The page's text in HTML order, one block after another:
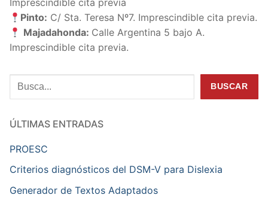
Imprescindible cita previa
Pinto: C/ Sta. Teresa Nº7. Imprescindible cita previa.
Majadahonda: Calle Argentina 5 bajo A.
Imprescindible cita previa.
Buscar BUSCAR
ÚLTIMAS ENTRADAS
PROESC
Criterios diagnósticos del DSM-V para Dislexia
Generador de Textos Adaptados